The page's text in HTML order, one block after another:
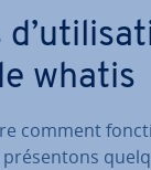
whatis
comment